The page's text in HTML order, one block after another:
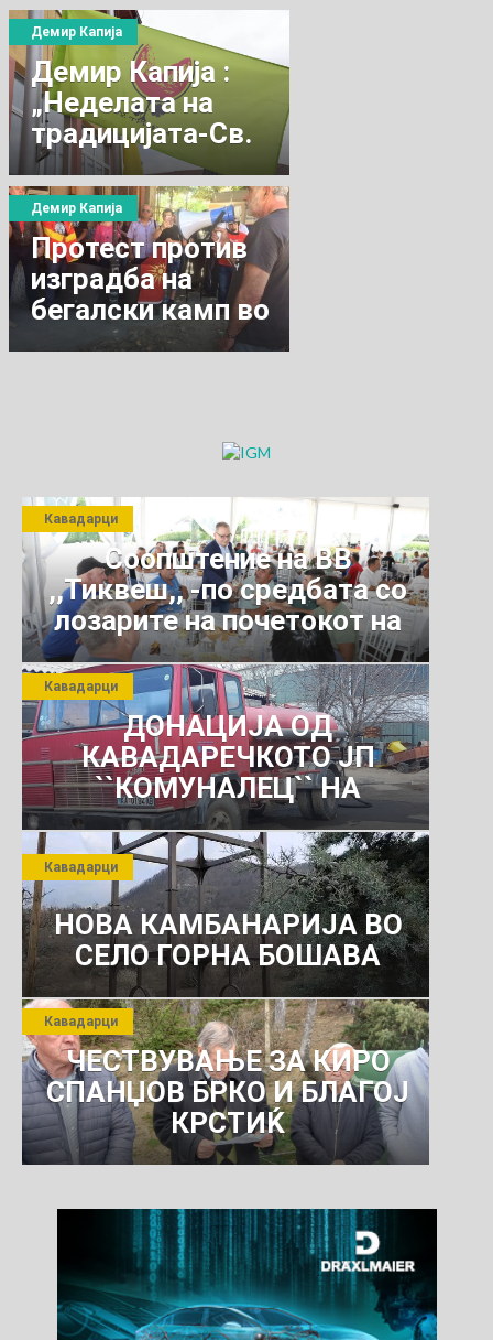
Демир Капија :
„Неделата на
традицијата-Св.
Трифун„
Демир Капија
Протест против
изградба на
бегалски камп во
Демир Капија
Демир Капија
Соопштение на ВВ
,,Тиквеш,, -по средбата со
лозарите на почетокот на
јули 2026 г.
Кавадарци
ДОНАЦИЈА ОД
КАВАДАРЕЧКОТО ЈП
``КОМУНАЛЕЦ`` НА
РОСОМАНСКОТО ЈАВНО
ПРЕТПРИЈАТИЕ ЗА
КОМУНАЛНО УСЛУГИ
Кавадарци
НОВА КАМБАНАРИЈА ВО
СЕЛО ГОРНА БОШАВА
Кавадарци
ЧЕСТВУВАЊЕ ЗА КИРО
СПАНЏОВ БРКО И БЛАГОЈ
КРСТИЌ
Кавадарци